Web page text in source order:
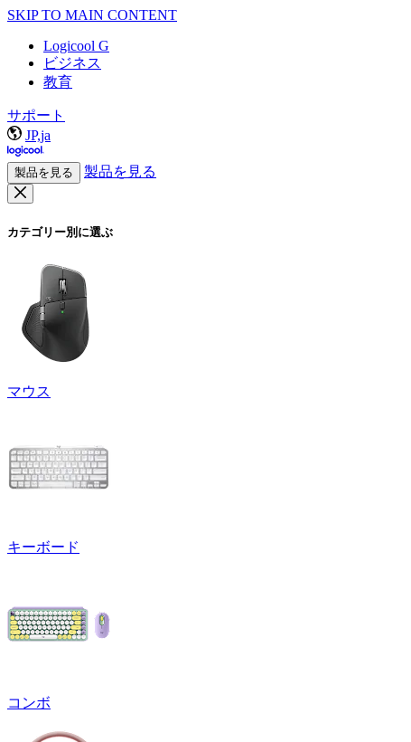
SKIP TO MAIN CONTENT
Logicool G
ビジネス
教育
サポート
JP,ja
製品を見る 製品を見る
カテゴリー別に選ぶ
マウス
キーボード
コンボ